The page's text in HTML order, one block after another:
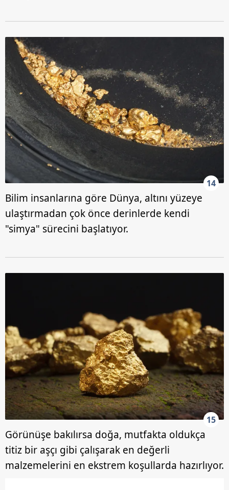
14
Bilim insanlarına göre Dünya, altını yüzeye
ulaştırmadan çok önce derinlerde kendi
"simya" sürecini başlatıyor.
15
Görünüşe bakılırsa doğa, mutfakta oldukça
titiz bir aşçı gibi çalışarak en değerli
malzemelerini en ekstrem koşullarda hazırlıyor.